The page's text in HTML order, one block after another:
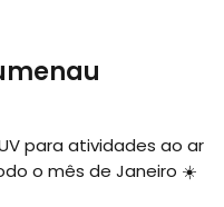
para atividades ao ar
o mês de Janeiro ☀️